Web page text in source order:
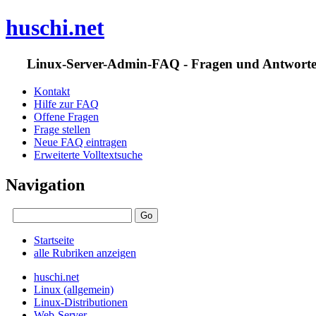
huschi.net
Linux-Server-Admin-FAQ - Fragen und
Kontakt
Hilfe zur FAQ
Offene Fragen
Frage stellen
Neue FAQ eintragen
Erweiterte Volltextsuche
Navigation
Startseite
alle Rubriken anzeigen
huschi.net
Linux (allgemein)
Linux-Distributionen